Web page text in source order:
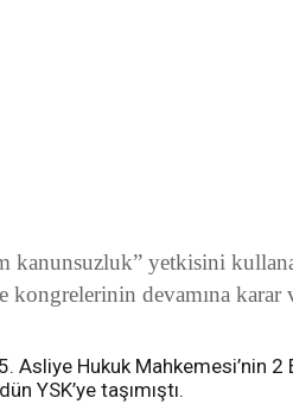
kanunsuzluk” yetkisini
kongrelerinin devamına
Asliye Hukuk Mahkemesi’nin
YSK’ye taşımıştı.